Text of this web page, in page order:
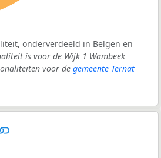
onderverdeeld in Belgen en
is voor de Wijk 1 Wambeek
voor de gemeente Ternat